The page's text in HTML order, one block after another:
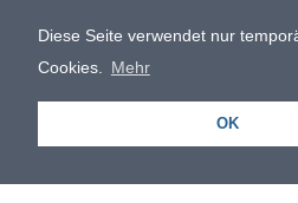
Diese Seite verwendet nur
Cookies.
Mehr
OK